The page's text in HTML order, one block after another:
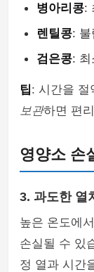
병아리콩:
렌틸콩:
검은콩: 최
팁: 시간을 절
보관하면 편
영양소 손
3. 과도한 열
높은 온도에
손실될 수 있
정 열과 시간